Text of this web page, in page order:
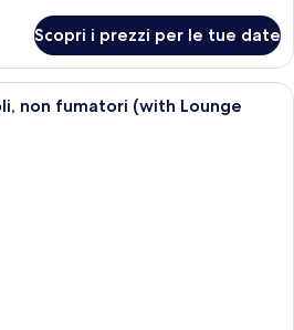
Scopri i prezzi per le tue date
Camera d'albergo con due letti, un
non fumatori (with Lounge